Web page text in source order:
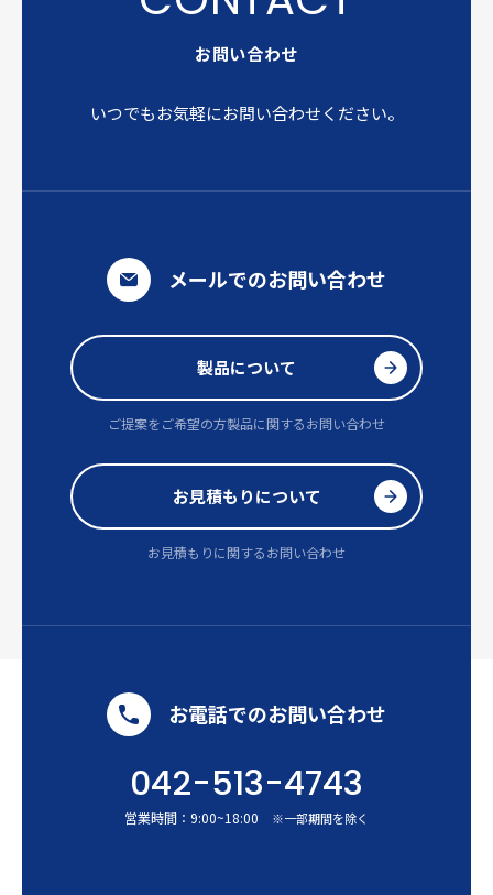
お問い合わせ
いつでもお気軽にお問い合わせください。
メールでのお問い合わせ
製品について
ご提案をご希望の方製品に関するお問い合わせ
お見積もりについて
お見積もりに関するお問い合わせ
お電話でのお問い合わせ
042-513-4743
営業時間： 9:00~18:00 ※一部期間を除く